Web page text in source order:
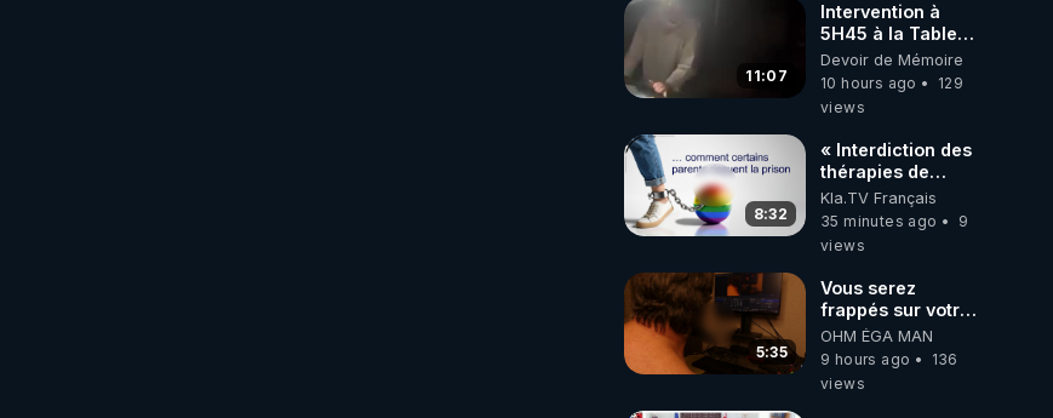
11:07
Intervention à
5H45 à la Table
de Gaya, chez
Kyria et Manu.
6/08/2026
Devoir de Mémoire
10 hours ago
129
views
8:32
« Interdiction des
thérapies de
conversion »
Kla.TV Français
35 minutes ago
9
views
5:35
Vous serez
frappés sur votre
sol européens par
la faute des
dirigeants qui
OHM ÉGA MAN
9 hours ago
136
views